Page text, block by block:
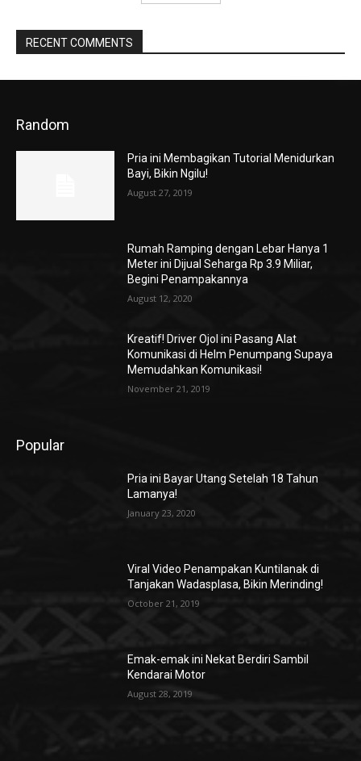
RECENT COMMENTS
Random
Pria ini Membagikan Tutorial Menidurkan
Bayi, Bikin Ngilu!
August 27, 2019
Rumah Ramping dengan Lebar Hanya 1
Meter ini Dijual Seharga Rp 3.9 Miliar,
Begini Penampakannya
August 12, 2020
Kreatif! Driver Ojol ini Pasang Alat
Komunikasi di Helm Penumpang Supaya
Memudahkan Komunikasi!
November 21, 2019
Popular
Pria ini Bayar Utang Setelah 18 Tahun
Lamanya!
January 23, 2020
Viral Video Penampakan Kuntilanak di
Tanjakan Wadasplasa, Bikin Merinding!
October 21, 2019
Emak-emak ini Nekat Berdiri Sambil
Kendarai Motor
August 28, 2019